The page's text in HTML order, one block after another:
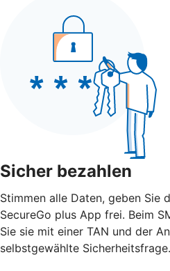
Sicher bezahlen
Stimmen alle Daten, geben Sie
SecureGo plus App frei. Beim
Sie sie mit einer TAN und der
selbstgewählte Sicherheitsfrage.